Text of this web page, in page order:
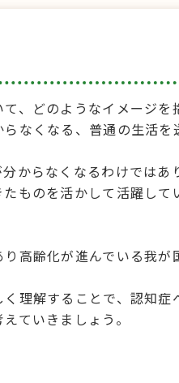
、どのようなイメージを
なくなる、普通の生活
からなくなるわけではあ
ものを活かして活躍し
高齢化が進んでいる我が
理解することで、認知
ていきましょう。